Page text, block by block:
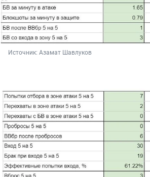
Источник: Азамат Шавлуков